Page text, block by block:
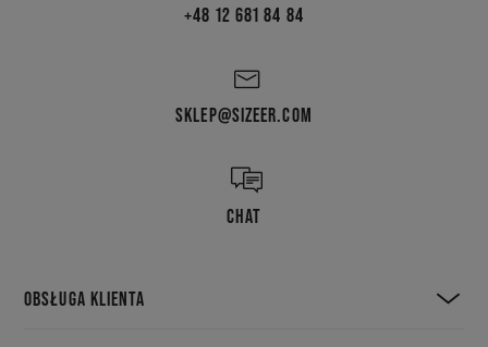
+48 12 681 84 84
SKLEP@SIZEER.COM
CHAT
OBSŁUGA KLIENTA